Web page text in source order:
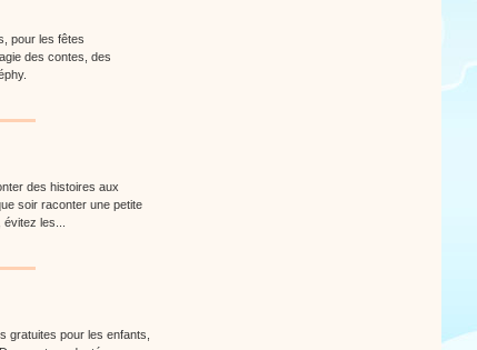
pour les fêtes
des contes, des
des histoires aux
soir raconter une petite
les...
gratuites pour les enfants,